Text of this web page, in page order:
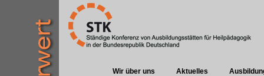
Wir über uns Aktuelles